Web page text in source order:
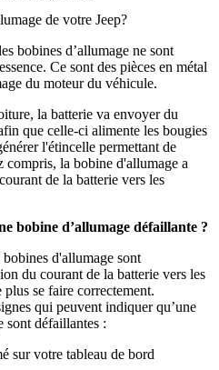
de votre Jeep?
bobines d’allumage ne sont
Ce sont des pièces en métal
du moteur du véhicule.
la batterie va envoyer du
que celle-ci alimente les bougies
l'étincelle permettant de
compris, la bobine d'allumage a
de la batterie vers les
bobine d’allumage défaillante ?
d'allumage sont
du courant de la batterie vers les
se faire correctement.
qui peuvent indiquer qu’une
sont défaillantes :
sur votre tableau de bord